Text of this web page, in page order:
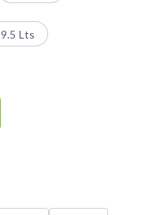
9.5 Lts